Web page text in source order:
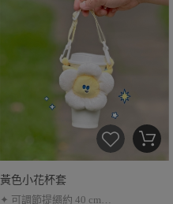
黃色小花杯套
✦ 可調節提繩約 40 cm